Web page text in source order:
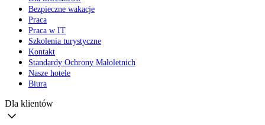
Bezpieczne wakacje
Praca
Praca w IT
Szkolenia turystyczne
Kontakt
Standardy Ochrony Małoletnich
Nasze hotele
Biura
Dla klientów